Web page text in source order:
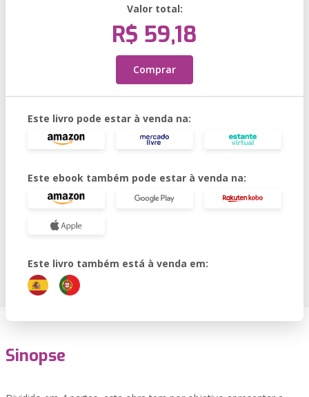
Valor total:
R$ 59,18
Comprar
Este livro pode estar à venda na:
Este ebook também pode estar à venda na:
Este livro também está à venda em:
Sinopse